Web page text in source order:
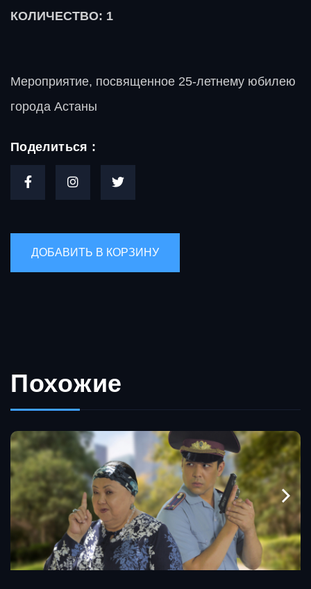
КОЛИЧЕСТВО: 1
Мероприятие, посвященное 25-летнему юбилею
города Астаны
Поделиться :
Похожие